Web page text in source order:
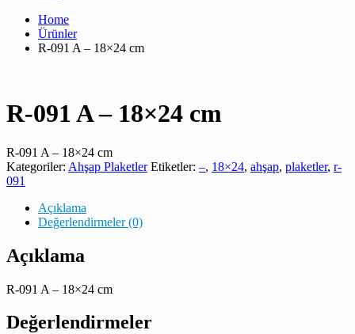
Home
Ürünler
R-091 A – 18×24 cm
R-091 A – 18×24 cm
R-091 A – 18×24 cm
Kategoriler: Ahşap Plaketler Etiketler: –, 18×24, ahşap, plaketler, r-
091
Açıklama
Değerlendirmeler (0)
Açıklama
R-091 A – 18×24 cm
Değerlendirmeler